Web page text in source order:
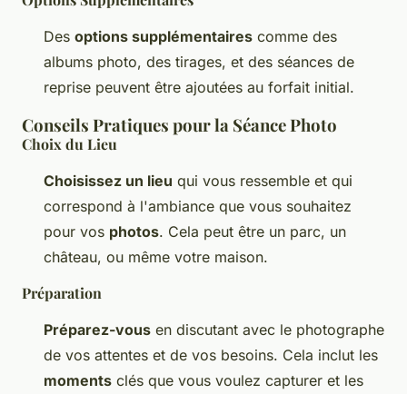
Des options supplémentaires comme des
albums photo, des tirages, et des séances de
reprise peuvent être ajoutées au forfait initial.
Conseils Pratiques pour la Séance Photo
Choix du Lieu
Choisissez un lieu qui vous ressemble et qui
correspond à l'ambiance que vous souhaitez
pour vos photos. Cela peut être un parc, un
château, ou même votre maison.
Préparation
Préparez-vous en discutant avec le photographe
de vos attentes et de vos besoins. Cela inclut les
moments clés que vous voulez capturer et les